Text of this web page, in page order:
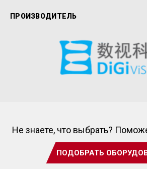
ПРОИЗВОДИТЕЛЬ
Не знаете, что выбрать?
ПОДОБРАТЬ